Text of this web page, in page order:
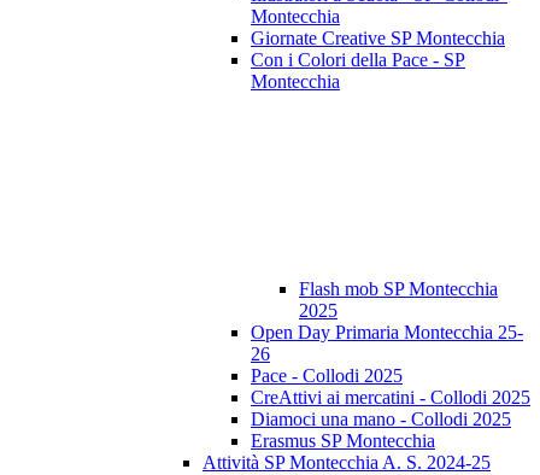
Montecchia
Giornate Creative SP Montecchia
Con i Colori della Pace - SP
Montecchia
Flash mob SP Montecchia
2025
Open Day Primaria Montecchia 25-
26
Pace - Collodi 2025
CreAttivi ai mercatini - Collodi 2025
Diamoci una mano - Collodi 2025
Erasmus SP Montecchia
Attività SP Montecchia A. S. 2024-25